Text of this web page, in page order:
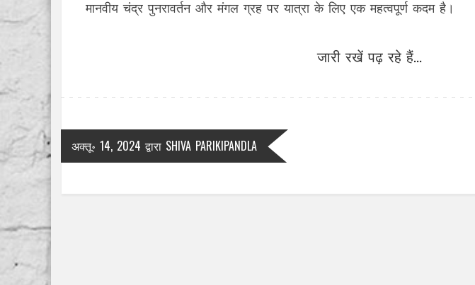
मानवीय चंद्र पुनरावर्तन और मंगल ग्रह पर यात्रा के लिए एक महत्वपूर्ण कदम है।
जारी रखें पढ़ रहे हैं...
अक्तू॰ 14, 2024 द्वारा SHIVA PARIKIPANDLA